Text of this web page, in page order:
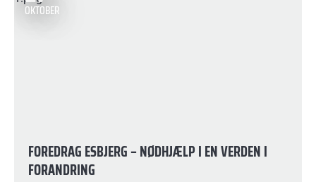
OKTOBER
FOREDRAG ESBJERG – NØDHJÆLP I EN VERDEN I
FORANDRING